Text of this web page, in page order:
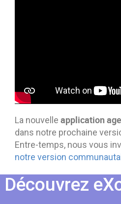
La nouvelle application
dans notre prochaine
Entre-temps, nous vous
notre version
Découvrez